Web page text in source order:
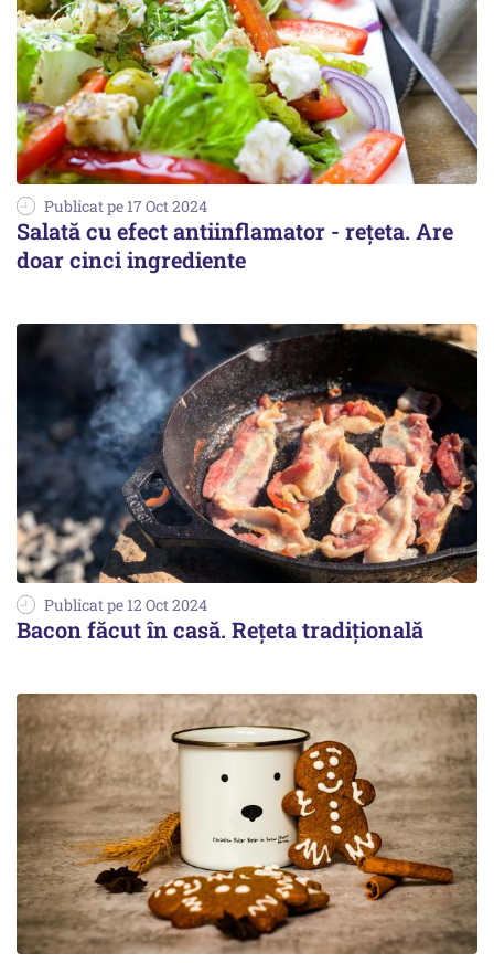
Publicat pe 17 Oct 2024
Salată cu efect antiinflamator - rețeta. Are
doar cinci ingrediente
Publicat pe 12 Oct 2024
Bacon făcut în casă. Rețeta tradițională